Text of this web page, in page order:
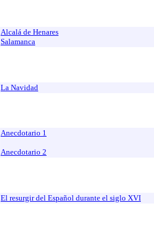
Alcalá de Henares
Salamanca
La Navidad
Anecdotario 1
Anecdotario 2
El resurgir del Español durante el siglo XVI